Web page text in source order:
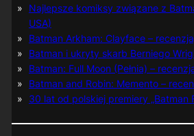
Najlepsze komiksy związane z
USA)
Batman Arkham: Clayface –
Batman i ukryty skarb Berniego
Batman: Full Moon (Pełnia) –
Batman and Robin: Memento –
30 lat od polskiej premiery „Batman